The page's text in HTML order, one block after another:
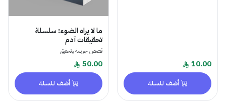
10.00
أضف للسلة
​ما لا يراه الضوء: سلسلة
تحقيقات آدم
قصص جريمة وتحقيق
50.00
أضف للسلة